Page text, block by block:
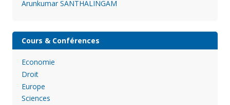
Arunkumar SANTHALINGAM
Cours & Conférences
Economie
Droit
Europe
Sciences